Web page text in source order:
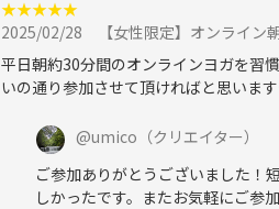
★★★★★
2025/02/28
【女性限定】オンライ
平日朝約30分間のオンラインヨガを習
いの通り参加させて頂ければと思いま
@umico （クリエイター）
ご参加ありがとうございました！
しかったです。またお気軽にご参